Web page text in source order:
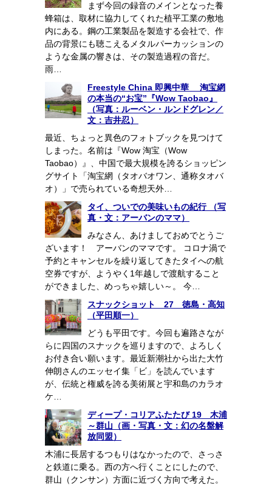
まず今回の録音のメインとなった養
蜂箱は、取材に協力してくれた植平工業の敷地
内にある。鋼の工業製品を製造する会社で、作
品の背景にも聴こえるメタルパーカッションの
ような金属の響きは、その製造過程の音だ。
雨…
Freestyle China 即興中華 淘宝網
の本当の“お宝”『Wow Taobao』
（写真：ルーベン・ルンドグレン／
文：吉井忍）
最近、ちょっと異色のフォトブックを見つけて
しまった。名前は『Wow 淘宝（Wow
Taobao）』、中国で最大規模を誇るショッピン
グサイト「淘宝網（タオバオワン、通称タオバ
オ）」で売られている奇想天外…
タイ、ついでの美味いもの紀行 （写
真・文：アーバンのママ）
みなさん、あけましておめでとうご
ざいます！ アーバンのママです。 コロナ渦で
予約とキャンセルを繰り返してきたタイへの航
空券ですが、ようやく1年越しで渡航すること
ができました、めっちゃ嬉しい～。 今…
スナックショット 27 徳島・高知
（平田順一）
どうも平田です。今回も遍路さなが
らに四国のスナックを巡りますので、よろしく
お付き合い願います。最近新潮社から出た大竹
伸朗さんのエッセイ集「ビ」を読んでいます
が、伝統と権威を誇る美術展と宇和島のカラオ
ケ…
ディープ・コリアふたたび 19 木浦
～群山（画・写真・文：幻の名盤解
放同盟）
木浦に長居するつもりはなかったので、さっさ
と鉄道に乗る。西の方へ行くことにしたので、
群山（クンサン）方面に近づく方向で考えた。